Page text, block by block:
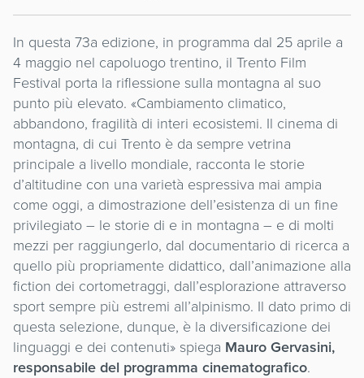
In questa 73a edizione, in programma dal 25 aprile a
4 maggio nel capoluogo trentino, il Trento Film
Festival porta la riflessione sulla montagna al suo
punto più elevato. «Cambiamento climatico,
abbandono, fragilità di interi ecosistemi. Il cinema di
montagna, di cui Trento è da sempre vetrina
principale a livello mondiale, racconta le storie
d’altitudine con una varietà espressiva mai ampia
come oggi, a dimostrazione dell’esistenza di un fine
privilegiato – le storie di e in montagna – e di molti
mezzi per raggiungerlo, dal documentario di ricerca a
quello più propriamente didattico, dall’animazione alla
fiction dei cortometraggi, dall’esplorazione attraverso
sport sempre più estremi all’alpinismo. Il dato primo di
questa selezione, dunque, è la diversificazione dei
linguaggi e dei contenuti» spiega Mauro Gervasini,
responsabile del programma cinematografico.